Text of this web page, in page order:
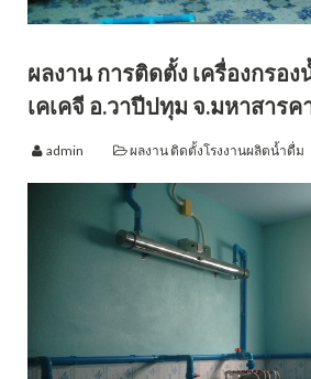
ผลงาน การติดตั้ง เครื่องกรอ
เคเคจี อ.วาปีปทุม จ.มหาสารค
admin ผลงาน ติดตั้งโรงงานผลิตน้ำดื่ม